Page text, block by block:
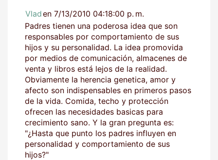
Vladen 7/13/2010 04:18:00 p. m.
Padres tienen una poderosa idea que son
responsables por comportamiento de sus
hijos y su personalidad. La idea promovida
por medios de comunicación, almacenes de
venta y libros está lejos de la realidad.
Obviamente la herencia genetica, amor y
afecto son indispensables en primeros pasos
de la vida. Comida, techo y protección
ofrecen las necesidades basicas para
crecimiento sano. Y la gran pregunta es:
"¿Hasta que punto los padres influyen en
personalidad y comportamiento de sus
hijos?"